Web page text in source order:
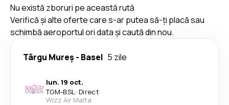
Nu există zboruri pe această rută
Verifică și alte oferte care s-ar putea să-ți placă sau
schimbă aeroportul ori data și caută din nou.
Târgu Mureș - Basel 5 zile
lun. 19 oct.
TGM-BSL· Direct
Wizz Air Malta